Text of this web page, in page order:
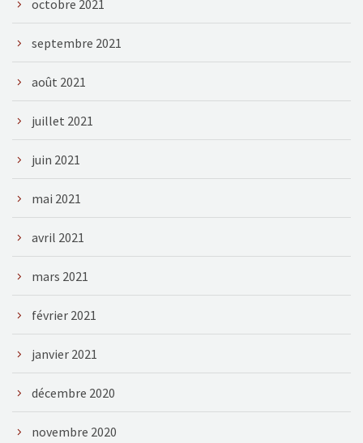
octobre 2021
septembre 2021
août 2021
juillet 2021
juin 2021
mai 2021
avril 2021
mars 2021
février 2021
janvier 2021
décembre 2020
novembre 2020